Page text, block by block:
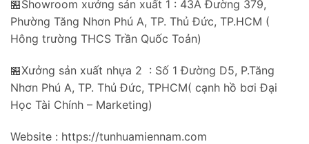
🏪Showroom xưởng sản xuất 1 : 43A Đường 379,
Phường Tăng Nhơn Phú A, TP. Thủ Đức, TP.HCM (
Hông trường THCS Trần Quốc Toản)
🏪Xưởng sản xuất nhựa 2 : Số 1 Đường D5, P.Tăng
Nhơn Phú A, TP. Thủ Đức, TPHCM( cạnh hồ bơi Đại
Học Tài Chính – Marketing)
Website : https://tunhuamiennam.com